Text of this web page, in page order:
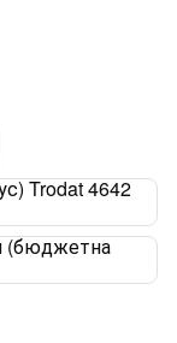
Trodat 4642
(бюджетна